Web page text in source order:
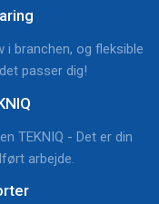
branchen, og fleksible
passer dig!
TEKNIQ - Det er din
arbejde.​